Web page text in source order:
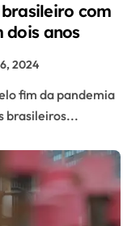
com
dois anos
2024
brasileiros...